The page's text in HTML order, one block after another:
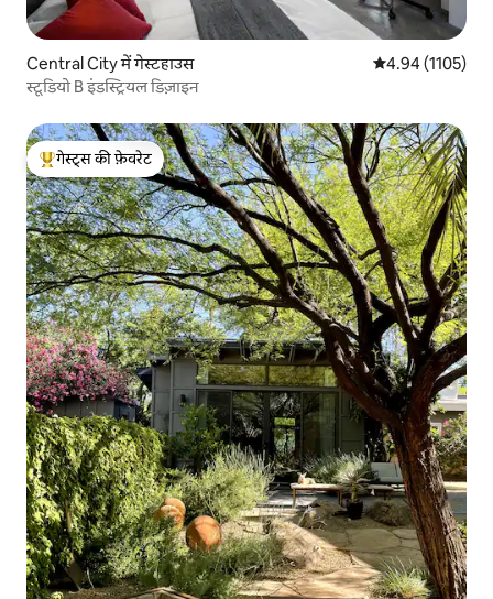
Central City में गेस्टहाउस औसत रेटिंग 5 में से
4.94 (1105)
स्टूडियो B इंडस्ट्रियल डिज़ाइन
गेस्ट्स का टॉप फ़ेवरेट
गेस्ट्स की फ़ेवरेट